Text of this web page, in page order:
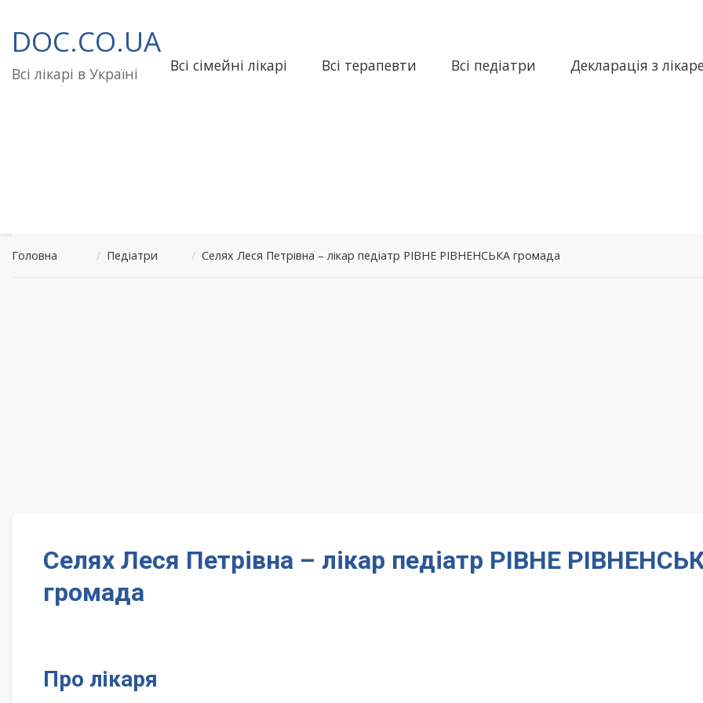
до
вмісту
DOC.CO.UA
Всі лікарі в Україні Всі сімейні лікарі Всі терапевти Всі педіатри Декларація з
Головна / Педіатри / Селях Леся Петрівна – лікар педіатр РІВНЕ РІВНЕНСЬКА громада
Селях Леся Петрівна – лікар педіатр РІВНЕ
громада
Про лікаря